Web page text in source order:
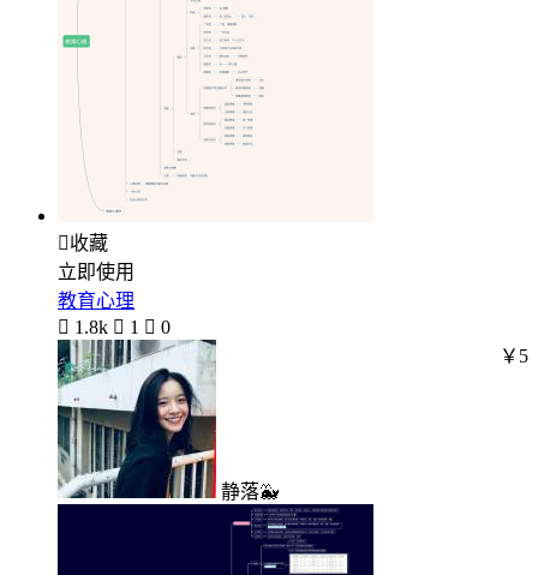
收藏
立即使用
教育心理
 1.8k  1  0
静落🐳
￥5